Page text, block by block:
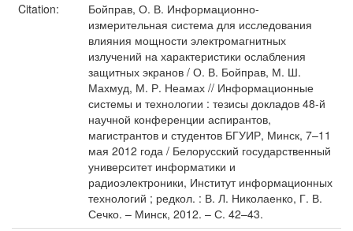
Citation:
Бойправ, О. В. Информационно-
измерительная система для исследования
влияния мощности электромагнитных
излучений на характеристики ослабления
защитных экранов / О. В. Бойправ, М. Ш.
Махмуд, М. Р. Неамах // Информационные
системы и технологии : тезисы докладов 48-й
научной конференции аспирантов,
магистрантов и студентов БГУИР, Минск, 7–11
мая 2012 года / Белорусский государственный
университет информатики и
радиоэлектроники, Институт информационных
технологий ; редкол. : В. Л. Николаенко, Г. В.
Сечко. – Минск, 2012. – С. 42–43.